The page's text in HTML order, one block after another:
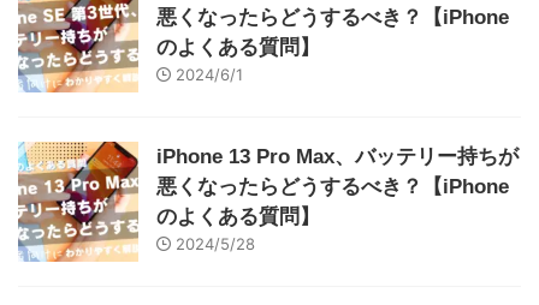
悪くなったらどうするべき？【iPhone
のよくある質問】
2024/6/1
iPhone 13 Pro Max、バッテリー持ちが
悪くなったらどうするべき？【iPhone
のよくある質問】
2024/5/28